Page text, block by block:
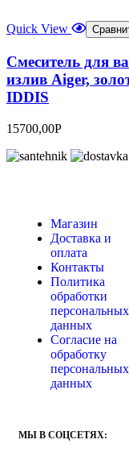
Quick View
Смеситель для
излив Aiger,
IDDIS
15700,00Р
Магазин
Доставка и
оплата
Контакты
Политика
обработки
персональных
данных
Согласие на
обработку
персональных
данных
МЫ В СОЦСЕТЯХ: